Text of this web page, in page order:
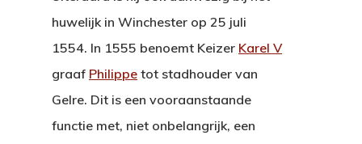
huwelijk in Winchester op 25 juli
1554. In 1555 benoemt Keizer Karel V
graaf Philippe tot stadhouder van
Gelre. Dit is een vooraanstaande
functie met, niet onbelangrijk, een